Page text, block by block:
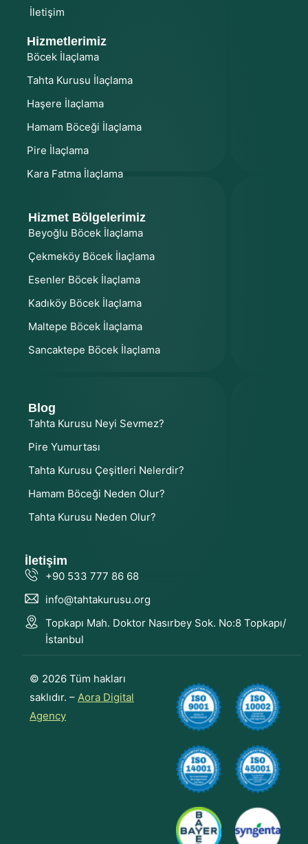
İletişim
Hizmetlerimiz
Böcek İlaçlama
Tahta Kurusu İlaçlama
Haşere İlaçlama
Hamam Böceği İlaçlama
Pire İlaçlama
Kara Fatma İlaçlama
Hizmet Bölgelerimiz
Beyoğlu Böcek İlaçlama
Çekmeköy Böcek İlaçlama
Esenler Böcek İlaçlama
Kadıköy Böcek İlaçlama
Maltepe Böcek İlaçlama
Sancaktepe Böcek İlaçlama
Blog
Tahta Kurusu Neyi Sevmez?
Pire Yumurtası
Tahta Kurusu Çeşitleri Nelerdir?
Hamam Böceği Neden Olur?
Tahta Kurusu Neden Olur?
İletişim
+90 533 777 86 68
info@tahtakurusu.org
Topkapı Mah. Doktor Nasırbey Sok. No:8 Topkapı/
İstanbul
© 2026 Tüm hakları
saklıdır. – Aora Digital
Agency